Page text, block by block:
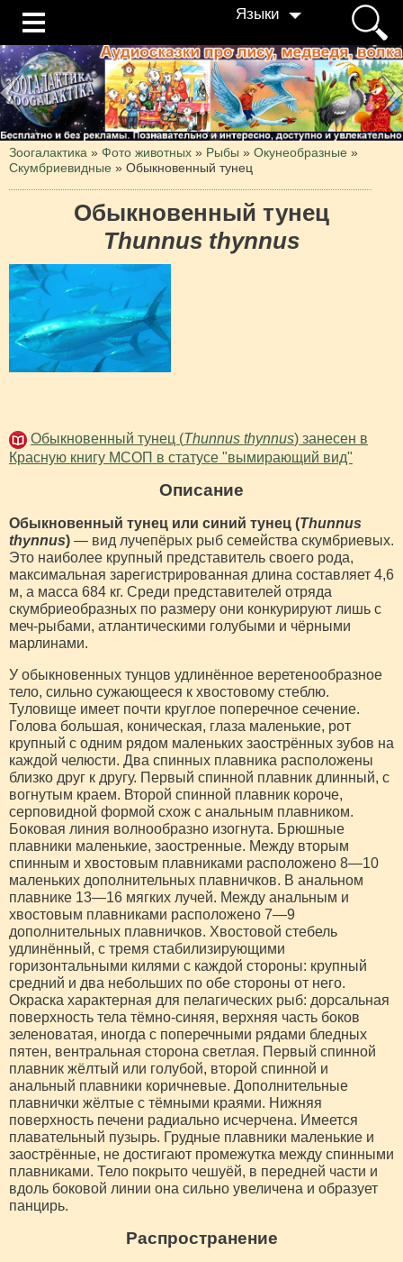
Языки
Зоогалактика » Фото животных » Рыбы » Окунеобразные »
Скумбриевидные » Обыкновенный тунец
Обыкновенный тунец
Thunnus thynnus
Обыкновенный тунец (Thunnus thynnus) занесен в
Красную книгу МСОП в статусе "вымирающий вид"
Описание
Обыкновенный тунец или синий тунец (Thunnus
thynnus) — вид лучепёрых рыб семейства скумбриевых.
Это наиболее крупный представитель своего рода,
максимальная зарегистрированная длина составляет 4,6
м, а масса 684 кг. Среди представителей отряда
скумбриеобразных по размеру они конкурируют лишь с
меч-рыбами, атлантическими голубыми и чёрными
марлинами.
У обыкновенных тунцов удлинённое веретенообразное
тело, сильно сужающееся к хвостовому стеблю.
Туловище имеет почти круглое поперечное сечение.
Голова большая, коническая, глаза маленькие, рот
крупный с одним рядом маленьких заострённых зубов на
каждой челюсти. Два спинных плавника расположены
близко друг к другу. Первый спинной плавник длинный, с
вогнутым краем. Второй спинной плавник короче,
серповидной формой схож с анальным плавником.
Боковая линия волнообразно изогнута. Брюшные
плавники маленькие, заостренные. Между вторым
спинным и хвостовым плавниками расположено 8—10
маленьких дополнительных плавничков. В анальном
плавнике 13—16 мягких лучей. Между анальным и
хвостовым плавниками расположено 7—9
дополнительных плавничков. Хвостовой стебель
удлинённый, с тремя стабилизирующими
горизонтальными килями с каждой стороны: крупный
средний и два небольших по обе стороны от него.
Окраска характерная для пелагических рыб: дорсальная
поверхность тела тёмно-синяя, верхняя часть боков
зеленоватая, иногда с поперечными рядами бледных
пятен, вентральная сторона светлая. Первый спинной
плавник жёлтый или голубой, второй спинной и
анальный плавники коричневые. Дополнительные
плавнички жёлтые с тёмными краями. Нижняя
поверхность печени радиально исчерчена. Имеется
плавательный пузырь. Грудные плавники маленькие и
заострённые, не достигают промежутка между спинными
плавниками. Тело покрыто чешуёй, в передней части и
вдоль боковой линии она сильно увеличена и образует
панцирь.
Распространение